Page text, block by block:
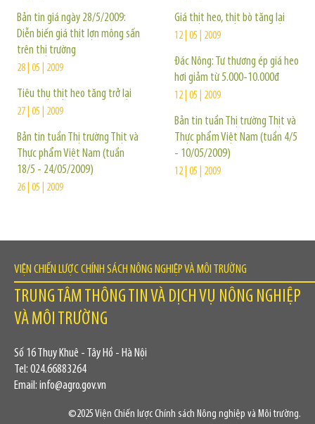
Bản tin giá ngày 28/5/2009:
Diễn biến giá thịt lợn mông sấn
trên thị trường
28 | 05 | 2009
Tiêu thụ thịt heo tăng trở lại
27 | 05 | 2009
Bản tin tuần Thị trường Thịt và
Thực phẩm Việt Nam (tuần
18/5 - 24/05/2009)
26 | 05 | 2009
Giá thịt heo, thịt bò tăng lại
12 | 05 | 2009
Đác Nông: Tư thương ép giá heo
hơi giảm từ 5.000-10.000đ
12 | 05 | 2009
Bản tin tuần Thị trường Thịt và
Thực phẩm Việt Nam (tuần 4/5
- 10/05/2009)
12 | 05 | 2009
VIỆN CHIẾN LƯỢC CHÍNH SÁCH NÔNG NGHIỆP VÀ MÔI TRƯỜNG
TRUNG TÂM THÔNG TIN VÀ DỊCH VỤ NÔNG NGHIỆP
VÀ MÔI TRƯỜNG
Số 16 Thụy Khuê - Tây Hồ - Hà Nội
Tel: 024.66883264
Email: info@agro.gov.vn
©2025 Viện Chiến lược Chính sách Nông nghiệp và Môi trường.